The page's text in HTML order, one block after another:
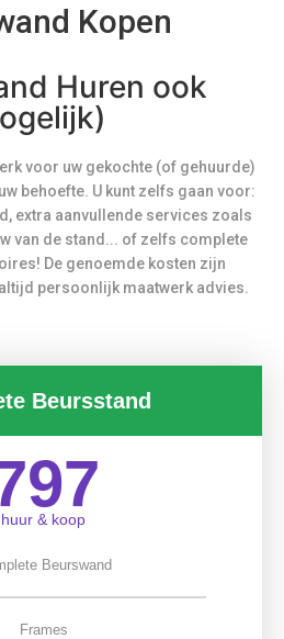
Kopen
Huren ook
voor uw gekochte (of gehuurde)
behoefte. U kunt zelfs gaan voor:
extra aanvullende services zoals
van de stand... of zelfs complete
De genoemde kosten zijn
persoonlijk maatwerk advies.
Beursstand
& koop
Beurswand
Frames